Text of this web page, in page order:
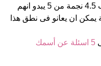
الأشخاص بأسم Hai (قدر اسمائهم ب 4.5 نجمة من 5 يبدو انهم
يمكن ان يعانو فى نطق هذا
5 اسئلة عن أسمك